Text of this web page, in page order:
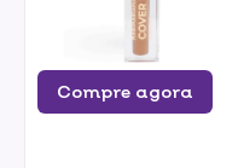
Compre agora